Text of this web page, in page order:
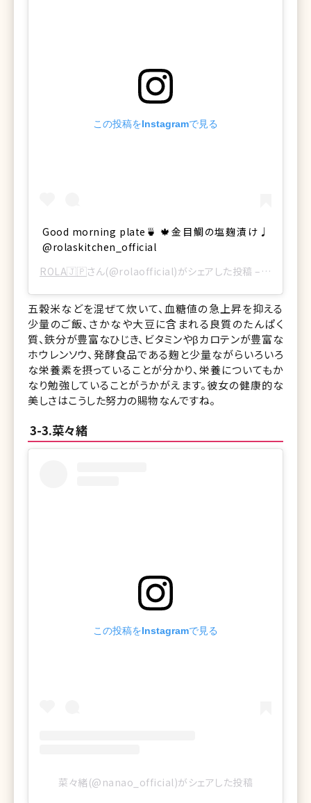
この投稿をInstagramで見る
Good morning plate🍵 🍁金目鯛の塩麹漬け♩
@rolaskitchen_official
ROLA🇯🇵さん(@rolaofficial)がシェアした投稿 – 2016年
五穀米などを混ぜて炊いて、血糖値の急上昇を抑える
少量のご飯、さかなや大豆に含まれる良質のたんぱく
質、鉄分が豊富なひじき、ビタミンやβカロテンが豊富な
ホウレンソウ、発酵食品である麹と少量ながらいろいろ
な栄養素を摂っていることが分かり、栄養についてもか
なり勉強していることがうかがえます。彼女の健康的な
美しさはこうした努力の賜物なんですね。
3-3.菜々緒
この投稿をInstagramで見る
菜々緒(@nanao_official)がシェアした投稿